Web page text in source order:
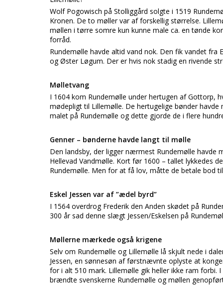
Wolf Pogowisch på Stolliggård solgte i 1519
Kronen. De to møller var af forskellig størrelse.
møllen i tørre somre kun kunne male ca. en tønde
forråd.
Rundemølle havde altid vand nok. Den fik vandet
og Øster Løgum. Der er hvis nok stadig en rivende
Mølletvang
I 1604 kom Rundemølle under hertugen af Gottorp,
mødepligt til Lillemølle. De hertugelige bønder
malet på Rundemølle og dette gjorde de i flere
Genner – bønderne havde langt til mølle
Den landsby, der ligger nærmest Rundemølle havde
Hellevad Vandmølle. Kort før 1600 – tallet lykkedes
Rundemølle. Men for at få lov, måtte de betale bod
Eskel Jessen var af ”ædel byrd”
I 1564 overdrog Frederik den Anden skødet på
300 år sad denne slægt Jessen/Eskelsen på
Møllerne mærkede også krigene
Selv om Rundemølle og Lillemølle lå skjult nede i
Jessen, en sønnesøn af førstnævnte oplyste at
for i alt 510 mark. Lillemølle gik heller ikke ram forbi.
brændte svenskerne Rundemølle og møllen